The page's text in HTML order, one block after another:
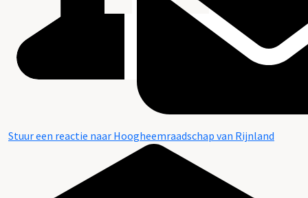
Stuur een reactie naar Hoogheemraadschap van Rijnland